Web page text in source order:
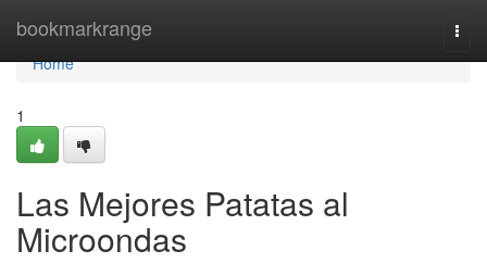
bookmarkrange
Home
Home
1
Las Mejores Patatas al
Microondas